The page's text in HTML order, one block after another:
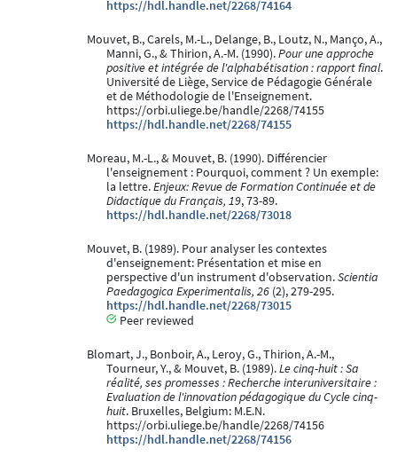
https://hdl.handle.net/2268/74164
Mouvet, B., Carels, M.-L., Delange, B., Loutz, N., Manço, A.,
Manni, G., & Thirion, A.-M. (1990).Pour une approche
positive et intégrée de l'alphabétisation : rapport final.
Université de Liège, Service de Pédagogie Générale
et de Méthodologie de l'Enseignement.
https://orbi.uliege.be/handle/2268/74155
https://hdl.handle.net/2268/74155
Moreau, M.-L., & Mouvet, B. (1990). Différencier
l'enseignement : Pourquoi, comment ? Un exemple:
la lettre.Enjeux: Revue de Formation Continuée et de
Didactique du Français, 19, 73-89.
https://hdl.handle.net/2268/73018
Mouvet, B. (1989). Pour analyser les contextes
d'enseignement: Présentation et mise en
perspective d'un instrument d'observation.Scientia
Paedagogica Experimentalis, 26 (2), 279-295.
https://hdl.handle.net/2268/73015
Peer reviewed
Blomart, J., Bonboir, A., Leroy, G., Thirion, A.-M.,
Tourneur, Y., & Mouvet, B. (1989).Le cinq-huit : Sa
réalité, ses promesses : Recherche interuniversitaire :
Evaluation de l'innovation pédagogique du Cycle cinq-
huit. Bruxelles, Belgium: M.E.N.
https://orbi.uliege.be/handle/2268/74156
https://hdl.handle.net/2268/74156